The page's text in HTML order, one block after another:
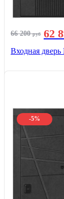
66 200руб 62
Входная
-5%